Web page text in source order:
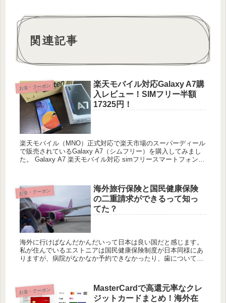
関連記事
お金・クーポン
楽天モバイル対応Galaxy A7購
入レビュー！SIMフリー半額
17325円！
楽天モバイル（MNO）正式対応で楽天市場のスーパーディール
で販売されているGalaxy A7（シムフリー）を購入してみまし
た。 Galaxy A7 楽天モバイル対応 simフリースマートフォン
お金・クーポン
海外旅行保険と国民健康保険
の二重請求ができるって知っ
てた？
海外に行けばなんだかんだいって日本は良い国だと感じます。
私が住んでいるエストニアは国民健康保険制度が日本同様にあ
りますが、病院がなかなか予約できなかったり、歯については
お金・クーポン
MasterCardで高還元率なクレ
ジットカードまとめ！海外在